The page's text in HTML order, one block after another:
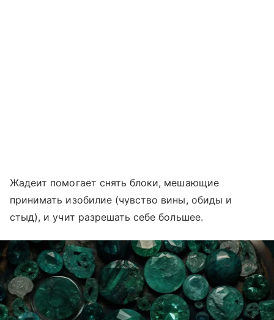
Жадеит помогает снять блоки, мешающие
принимать изобилие (чувство вины, обиды и
стыд), и учит разрешать себе большее.